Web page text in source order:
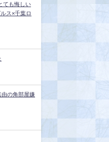
ても悔しい
ス×千葉ロ
由の角部屋嫌